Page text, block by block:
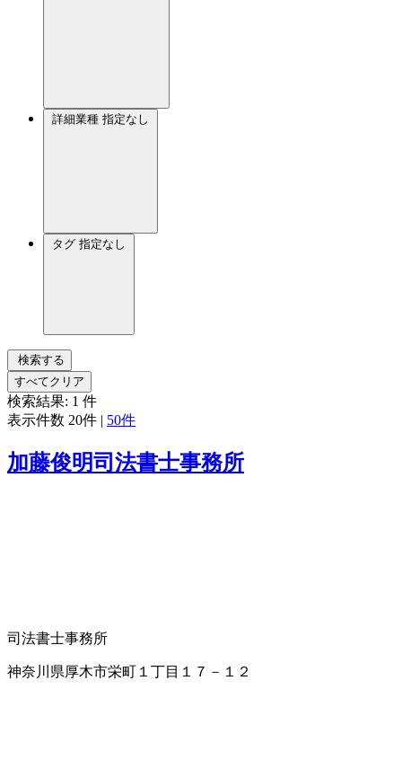
詳細業種 指定なし
タグ 指定なし
検索する
すべてクリア
検索結果: 1 件
表示件数 20件 | 50件
加藤俊明司法書士事務所
司法書士事務所
神奈川県厚木市栄町１丁目１７－１２